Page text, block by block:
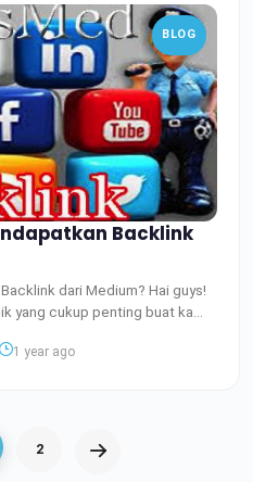
BLOG
Backlink
dari Medium? Hai guys!
yang cukup penting buat ka
1 year ago
2